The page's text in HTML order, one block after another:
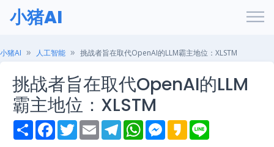
小猪AI
小猪AI 人工智能 挑战者旨在取代OpenAI的LLM霸主地位：XLSTM
挑战者旨在取代OpenAI的LLM
霸主地位：XLSTM
S
h
F
a
T
w
E
m
T
e
W
h
M
e
K
a